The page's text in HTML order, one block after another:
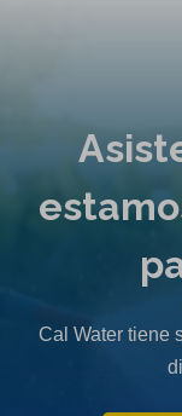
Cal Water tiene